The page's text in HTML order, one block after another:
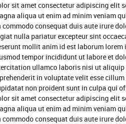
sit amet consectetur adipiscing elit
aliqua ut enim ad minim veniam
commodo consequat duis aute irure
nulla pariatur excepteur sint
mollit anim id est laborum
tempor incididunt ut labore et
ullamco laboris nisi ut aliquip
in voluptate velit esse
non proident sunt in culpa qui
sit amet consectetur adipiscing elit
aliqua ut enim ad minim veniam
commodo consequat duis aute irure